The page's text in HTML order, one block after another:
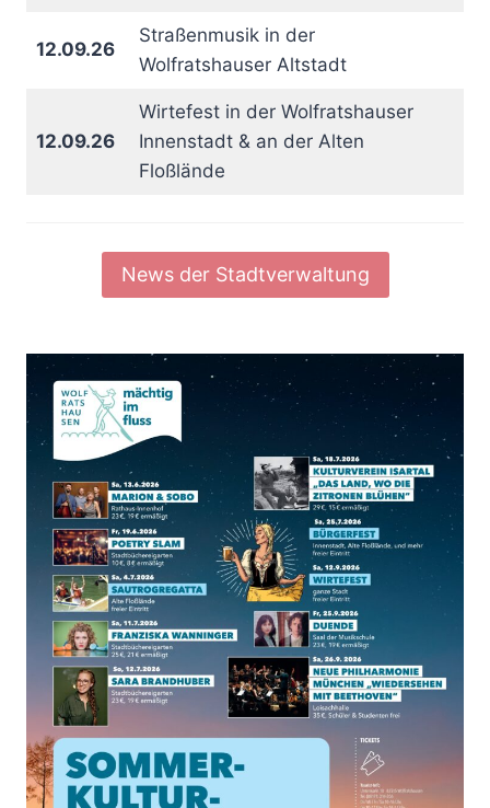
12.09.26
Straßenmusik in der
Wolfratshauser Altstadt
12.09.26
Wirtefest in der Wolfratshauser
Innenstadt & an der Alten
Floßlände
News der Stadtverwaltung